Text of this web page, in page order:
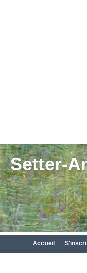
Setter-
Accueil